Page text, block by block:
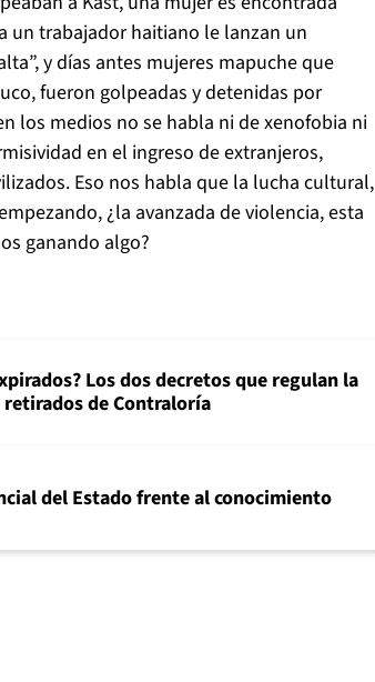
un trabajador haitiano le lanzan un
y días antes mujeres mapuche que
fueron golpeadas y detenidas por
los medios no se habla ni de xenofobia ni
en el ingreso de extranjeros,
Eso nos habla que la lucha cultural,
¿la avanzada de violencia, esta
ganando algo?
Los dos decretos que regulan la
de Contraloría
del Estado frente al conocimiento